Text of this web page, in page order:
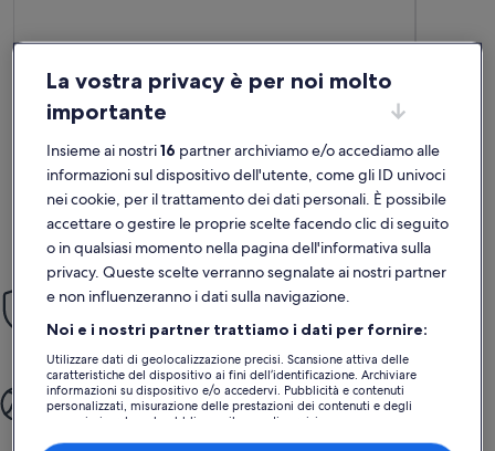
Maggiori informazioni su Due Dunes - Beach Appartato At
Due Dunes - Beach Appartato At
Your Door
Per 2 persone · 1 bagno
10 su 10
Eccezionale
eccezionale
100 recensioni
(100
recensioni)
Maggiori
Per 4
9,89,8 su 10
Prenota senza pensieri
La nostra Garanzia Prenotazione Sicura offre supporto 24 ore su
24, 7 giorni su 7.
Scegli il meglio
Regalati un viaggio senza problemi, dalla prenotazione al
soggiorno.
La vostra privacy è per noi molto
importante
Insieme ai nostri16 partner archiviamo e/o accediamo alle
informazioni sul dispositivo dell'utente, come gli ID univoci
nei cookie, per il trattamento dei dati personali. È possibile
accettare o gestire le proprie scelte facendo clic di seguito
o in qualsiasi momento nella pagina dell'informativa sulla
privacy. Queste scelte verranno segnalate ai nostri partner
e non influenzeranno i dati sulla navigazione.
Noi e i nostri partner trattiamo i dati per fornire:
Utilizzare dati di geolocalizzazione precisi. Scansione attiva delle
caratteristiche del dispositivo ai fini dell’identificazione. Archiviare
informazioni su dispositivo e/o accedervi. Pubblicità e contenuti
personalizzati, misurazione delle prestazioni dei contenuti e degli
annunci, ricerche sul pubblico, sviluppo di servizi.
Elenco dei partner (fornitori)